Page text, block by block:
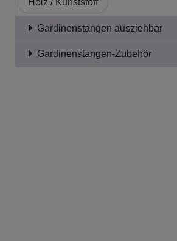
Holz / Kunststoff
Gardinenstangen ausziehbar
Gardinenstangen-Zubehör